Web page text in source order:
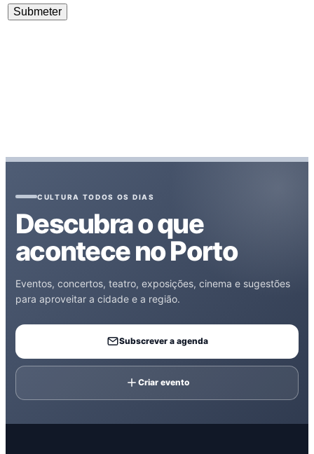
CULTURA TODOS OS DIAS
Descubra o que
acontece no Porto
Eventos, concertos, teatro, exposições, cinema e sugestões
para aproveitar a cidade e a região.
Subscrever a agenda
Criar evento